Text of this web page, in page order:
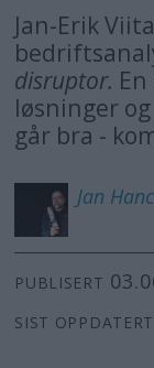
Jan-Erik
disruptor.
løsninger
går bra -
Jan
PUBLISERT
SIST OPPDATERT